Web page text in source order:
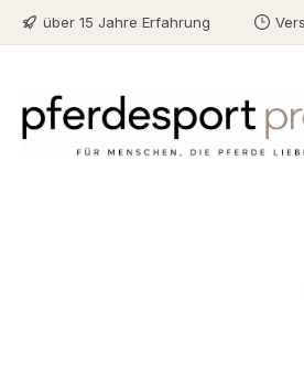
Hauptinhalt springen
Zur Suche springen
Zur Hauptnavigation springen
über 15 Jahre Erfahrung